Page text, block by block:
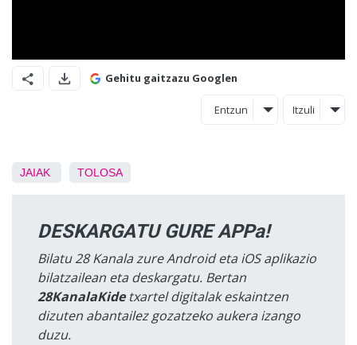
Gehitu gaitzazu Googlen
Entzun Itzuli
JAIAK TOLOSA
DESKARGATU GURE APPa!
Bilatu 28 Kanala zure Android eta iOS aplikazio
bilatzailean eta deskargatu. Bertan
28KanalaKidetxartel digitalak eskaintzen
dizuten abantailez gozatzeko aukera izango
duzu.